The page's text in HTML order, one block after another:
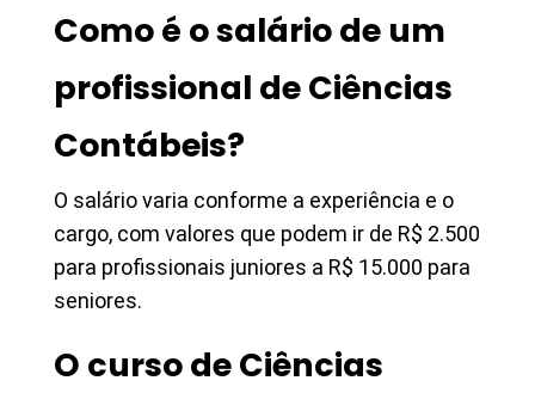
Como é o salário de um
profissional de Ciências
Contábeis?
O salário varia conforme a experiência e o
cargo, com valores que podem ir de R$ 2.500
para profissionais juniores a R$ 15.000 para
seniores.
O curso de Ciências